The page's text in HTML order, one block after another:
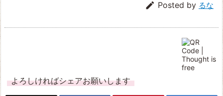
 Posted by るな
よろしければシェアお願いします